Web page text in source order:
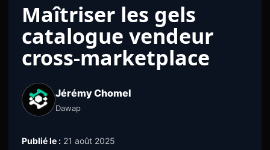
Maîtriser les gels
catalogue vendeur
cross-marketplace
Jérémy Chomel
Dawap
Publié le : 21 août 2025